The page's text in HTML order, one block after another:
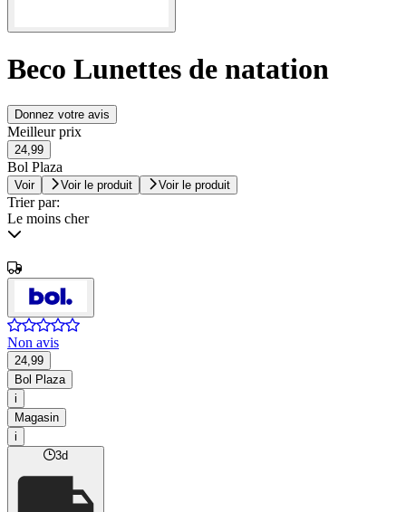
Beco Lunettes de natation
Donnez votre avis
Meilleur prix
24,99
Bol Plaza
Voir Voir le produit Voir le produit
Trier par:
Le moins cher
Non avis
24,99
Bol Plaza
i
Magasin
i
3d